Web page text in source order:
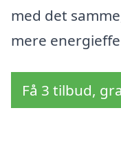
med det
mere
Få 3 tilbud,